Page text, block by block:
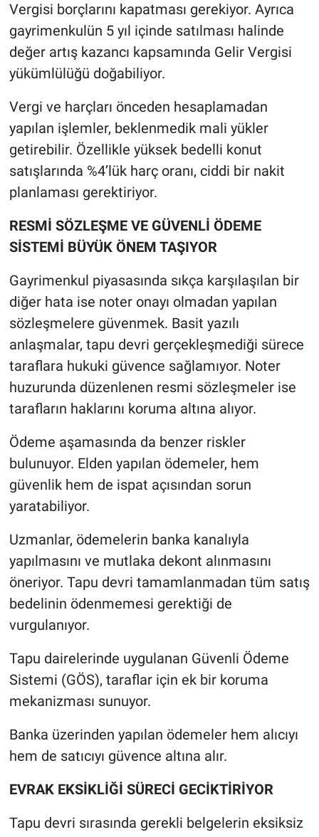
Vergisi borçlarını kapatması gerekiyor. Ayrıca
gayrimenkulün 5 yıl içinde satılması halinde
değer artış kazancı kapsamında Gelir Vergisi
yükümlülüğü doğabiliyor.
Vergi ve harçları önceden hesaplamadan
yapılan işlemler, beklenmedik mali yükler
getirebilir. Özellikle yüksek bedelli konut
satışlarında %4’lük harç oranı, ciddi bir nakit
planlaması gerektiriyor.
RESMİ SÖZLEŞME VE GÜVENLİ ÖDEME
SİSTEMİ BÜYÜK ÖNEM TAŞIYOR
Gayrimenkul piyasasında sıkça karşılaşılan bir
diğer hata ise noter onayı olmadan yapılan
sözleşmelere güvenmek. Basit yazılı
anlaşmalar, tapu devri gerçekleşmediği sürece
taraflara hukuki güvence sağlamıyor. Noter
huzurunda düzenlenen resmi sözleşmeler ise
tarafların haklarını koruma altına alıyor.
Ödeme aşamasında da benzer riskler
bulunuyor. Elden yapılan ödemeler, hem
güvenlik hem de ispat açısından sorun
yaratabiliyor.
Uzmanlar, ödemelerin banka kanalıyla
yapılmasını ve mutlaka dekont alınmasını
öneriyor. Tapu devri tamamlanmadan tüm satış
bedelinin ödenmemesi gerektiği de
vurgulanıyor.
Tapu dairelerinde uygulanan Güvenli Ödeme
Sistemi (GÖS), taraflar için ek bir koruma
mekanizması sunuyor.
Banka üzerinden yapılan ödemeler hem alıcıyı
hem de satıcıyı güvence altına alır.
EVRAK EKSİKLİĞİ SÜRECİ GECİKTİRİYOR
Tapu devri sırasında gerekli belgelerin eksiksiz